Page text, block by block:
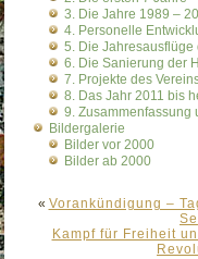
3. Die Jahre 1989 –
4. Personelle
5. Die Jahresausflüge
6. Die Sanierung der
7. Projekte des
8. Das Jahr 2011 bis
9. Zusammenfassung
Bildergalerie
Bilder vor 2000
Bilder ab 2000
« Vorankündigung –
Kampf für Freiheit